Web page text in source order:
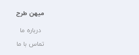
میهن طرح
درباره ما
تماس با ما